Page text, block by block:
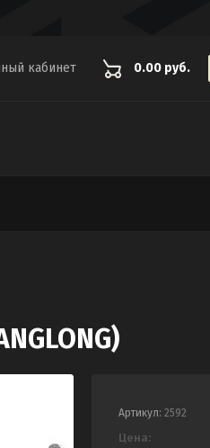
кабинет 0.00 руб.
Артикул: 2592
Цена: